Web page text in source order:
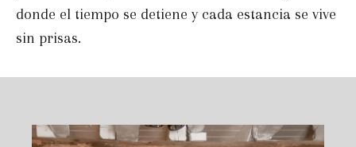
donde el tiempo se detiene y cada estancia se vive
sin prisas.